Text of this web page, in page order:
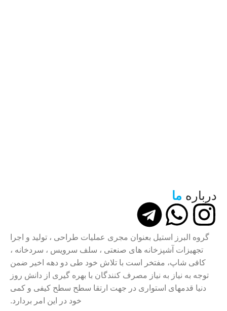
درباره ما
گروه البرز استیل بعنوان مجری عملیات طراحی ، تولید و اجرا
تجهیزات آشپزخانه های صنعتی ، سلف سرویس ، سردخانه ،
کافی شاپ، مفتخر است با تلاش خود طی دو دهه اخیر ضمن
توجه به نیاز به نیاز مصرف کنندگان با بهره گیری از دانش روز
دنیا قدمهای استواری در جهت ارتقا سطح سطح کیفی و کمی
خود در این امر بردارد.